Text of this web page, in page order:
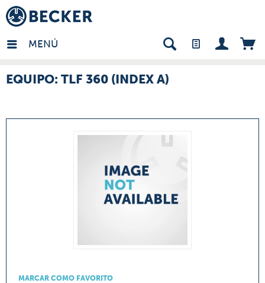
MENÚ
- ES
EQUIPO: TLF 360 (INDEX A)
MARCAR COMO FAVORITO